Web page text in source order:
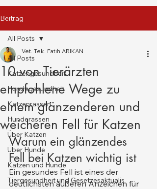
Beitrag
All Posts
Katzengesundheit
Hundegesundheit
Katzenrassen
Hunderassen
Über Katzen
Über Hunde
Katzen und Hunde
Tiergesundheit und Gesetzesaktualis
All Posts
10 von Tierärzten
empfohlene Wege zu
einem glänzenderen und
weicheren Fell für Katzen
Vet. Tek. Fatih ARIKAN
Warum ein glänzendes
Fell bei Katzen wichtig ist
Ein gesundes Fell ist eines der
deutlichsten äußeren Anzeichen für